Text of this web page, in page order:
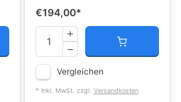
€194,00*
Vergleichen
* Inkl. MwSt. zzgl. Versandkosten